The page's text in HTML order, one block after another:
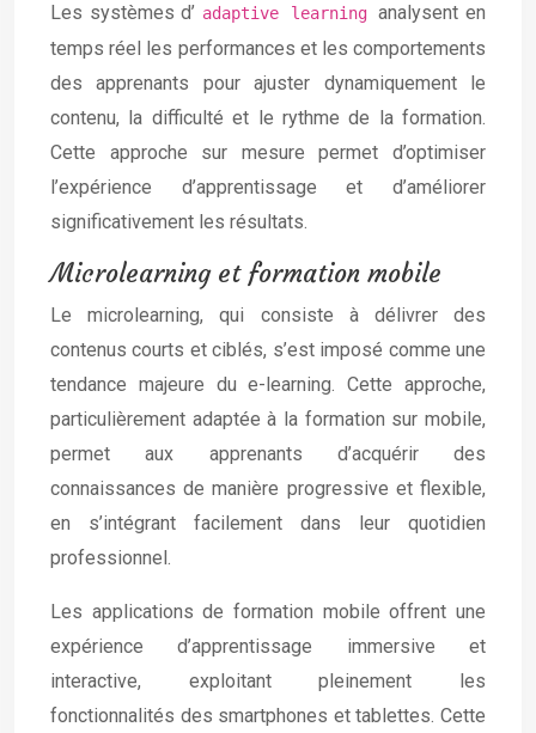
Les systèmes d’ adaptive learninganalysent en
temps réel les performances et les comportements
des apprenants pour ajuster dynamiquement le
contenu, la difficulté et le rythme de la formation.
Cette approche sur mesure permet d’optimiser
l’expérience d’apprentissage et d’améliorer
significativement les résultats.
Microlearning et formation mobile
Le microlearning, qui consiste à délivrer des
contenus courts et ciblés, s’est imposé comme une
tendance majeure du e-learning. Cette approche,
particulièrement adaptée à la formation sur mobile,
permet aux apprenants d’acquérir des
connaissances de manière progressive et flexible,
en s’intégrant facilement dans leur quotidien
professionnel.
Les applications de formation mobile offrent une
expérience d’apprentissage immersive et
interactive, exploitant pleinement les
fonctionnalités des smartphones et tablettes. Cette